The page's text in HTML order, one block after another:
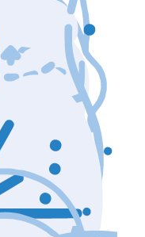
лица